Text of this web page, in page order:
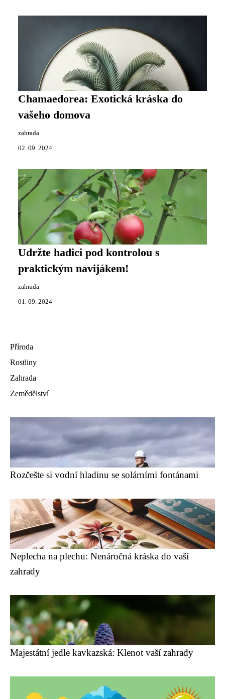
Chamaedorea: Exotická kráska do
vašeho domova
zahrada
02. 09. 2024
Udržte hadici pod kontrolou s
praktickým navijákem!
zahrada
01. 09. 2024
Příroda
Rostliny
Zahrada
Zemědělství
Rozčešte si vodní hladinu se solárními fontánami
Neplecha na plechu: Nenáročná kráska do vaší
zahrady
Majestátní jedle kavkazská: Klenot vaší zahrady